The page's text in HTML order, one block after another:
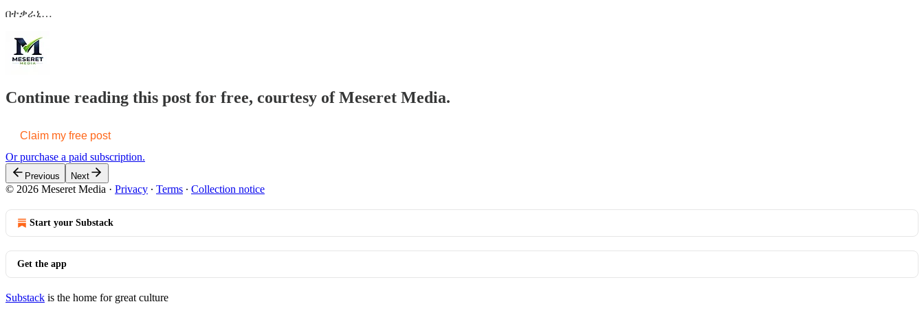
በተቃራኒ…
Continue reading this post for free, courtesy of Meseret Media.
Claim my free post
Or purchase a paid subscription.
Previous Next
© 2026 Meseret Media · Privacy ∙ Terms ∙ Collection notice
Start your Substack
Get the app
Substack is the home for great culture